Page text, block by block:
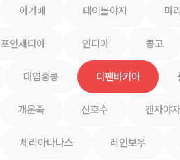
아가베 테이블야자 마
포인세티아 인디아 콩고
대엽홍콩 디펜바키아
개운죽 산호수 겐자야자
체리아나나스 레인보우